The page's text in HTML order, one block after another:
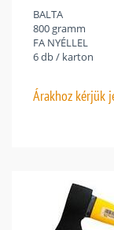
BALTA
800 gramm
FA NYÉLLEL
6 db / karton
Árakhoz kérjük